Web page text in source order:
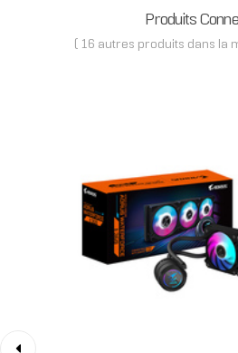
Produits
( 16 autres produits dans la